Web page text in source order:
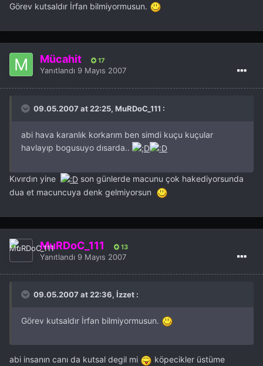
Görev kutsaldır İrfan bilmiyormusun.
Mücahit 17
Yanıtlandı 9 Mayıs 2007
09.05.2007 at 22:25, MuRDoC_111 :
abi hava karanlık korkarım ben simdi kuçu kuçular
havlayıp bogusuyo dısarda..
Kıvırdın yine
son günlerde macunu çok hakediyorsunda
dua et macuncuya denk gelmiyorsun
MuRDoC_111 13
Yanıtlandı 9 Mayıs 2007
09.05.2007 at 22:36, İzzet :
Görev kutsaldır İrfan bilmiyormusun.
abi insanın canı da kutsal degil mi
köpecikler üstüme